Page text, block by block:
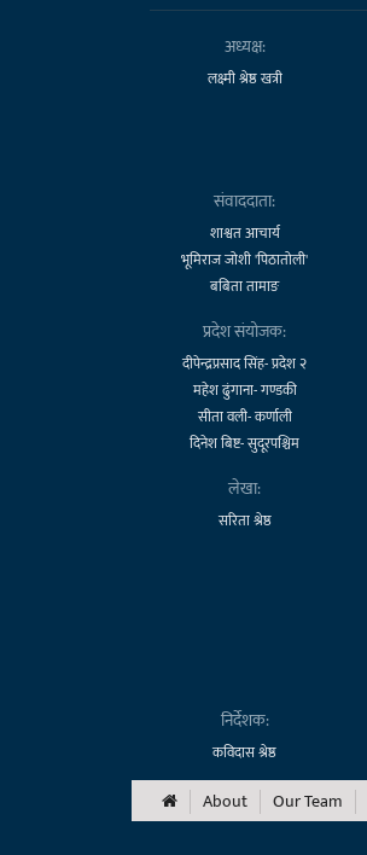
अध्यक्ष:
लक्ष्मी श्रेष्ठ खत्री
संवाददाता:
शाश्वत आचार्य
भूमिराज जोशी 'पिठातोली'
बबिता तामाङ
प्रदेश संयोजक:
दीपेन्द्रप्रसाद सिंह- प्रदेश २
महेश ढुंगाना- गण्डकी
सीता वली- कर्णाली
दिनेश बिष्ट- सुदूरपश्चिम
लेखा:
सरिता श्रेष्ठ
निर्देशक:
कविदास श्रेष्ठ
About Our Team